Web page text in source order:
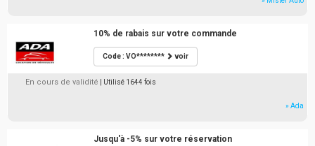
10% de rabais sur votre commande
Code : VO******** voir
En cours de validité | Utilisé 1644 fois
» Ada
Jusqu'à -5% sur votre réservation